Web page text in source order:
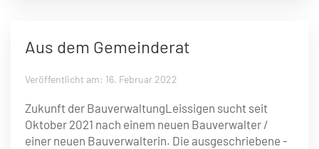
Aus dem Gemeinderat
Veröffentlicht am: 16. Februar 2022
Zukunft der BauverwaltungLeissigen sucht seit
Oktober 2021 nach einem neuen Bauverwalter /
einer neuen Bauverwalterin. Die ausgeschriebene ­